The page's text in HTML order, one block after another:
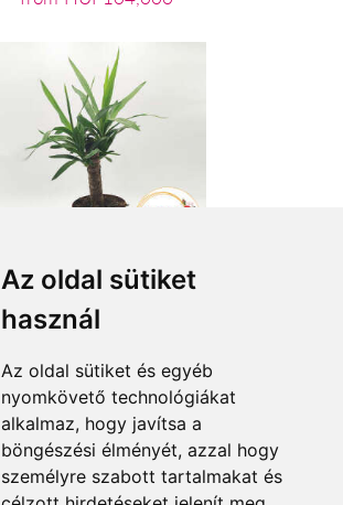
Az oldal sütiket
használ
Az oldal sütiket és egyéb
nyomkövető technológiákat
alkalmaz, hogy javítsa a
böngészési élményét, azzal hogy
személyre szabott tartalmakat és
from HUF13,600
Accepted payment methods